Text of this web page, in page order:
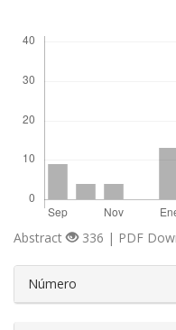
Abstract 336 | PDF
Número